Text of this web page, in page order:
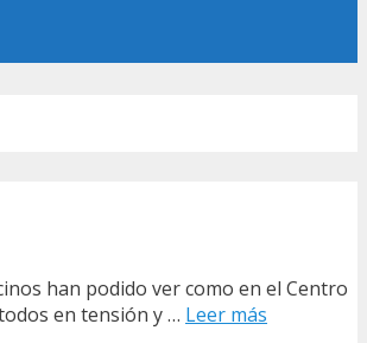
han podido ver como en el Centro
en tensión y … Leer más